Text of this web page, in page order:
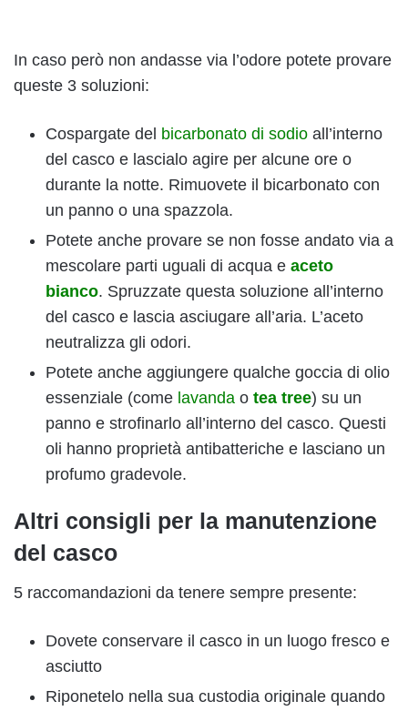
In caso però non andasse via l’odore potete provare
queste 3 soluzioni:
Cospargate del bicarbonato di sodio all’interno
del casco e lascialo agire per alcune ore o
durante la notte. Rimuovete il bicarbonato con
un panno o una spazzola.
Potete anche provare se non fosse andato via a
mescolare parti uguali di acqua e aceto
bianco. Spruzzate questa soluzione all’interno
del casco e lascia asciugare all’aria. L’aceto
neutralizza gli odori.
Potete anche aggiungere qualche goccia di olio
essenziale (come lavanda o tea tree) su un
panno e strofinarlo all’interno del casco. Questi
oli hanno proprietà antibatteriche e lasciano un
profumo gradevole.
Altri consigli per la manutenzione
del casco
5 raccomandazioni da tenere sempre presente:
Dovete conservare il casco in un luogo fresco e
asciutto
Riponetelo nella sua custodia originale quando